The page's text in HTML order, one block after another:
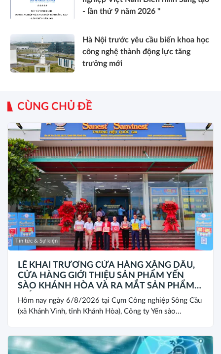
- lần thứ 9 năm 2026 "
Hà Nội trước yêu cầu biến khoa học
công nghệ thành động lực tăng
trưởng mới
CÙNG CHỦ ĐỀ
Tin tức & Sự kiện
LỄ KHAI TRƯƠNG CỬA HÀNG XĂNG DẦU,
CỬA HÀNG GIỚI THIỆU SẢN PHẨM YẾN
SÀO KHÁNH HÒA VÀ RA MẮT SẢN PHẨM
MỚI SANEST/SANVINEST SVN79
Hôm nay ngày 6/8/2026 tại Cụm Công nghiệp Sông Cầu
(xã Khánh Vĩnh, tỉnh Khánh Hòa), Công ty Yến sào...